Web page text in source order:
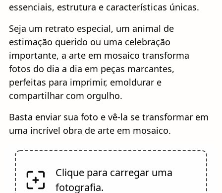
essenciais, estrutura e características únicas.
Seja um retrato especial, um animal de
estimação querido ou uma celebração
importante, a arte em mosaico transforma
fotos do dia a dia em peças marcantes,
perfeitas para imprimir, emoldurar e
compartilhar com orgulho.
Basta enviar sua foto e vê-la se transformar em
uma incrível obra de arte em mosaico.
Clique para carregar uma
fotografia.